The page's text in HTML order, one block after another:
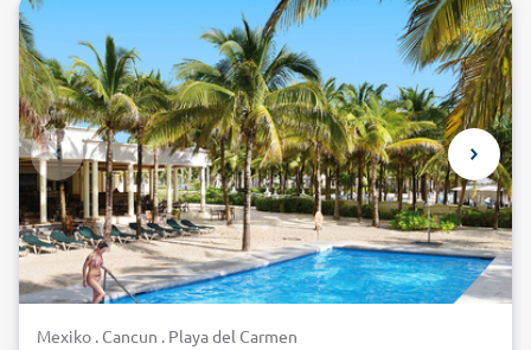
Mexiko . Cancun . Playa del Carmen